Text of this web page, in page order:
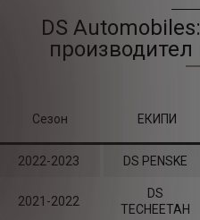
DS
Сезон ЕКИПИ
2022-2023 DS PENSKE
2021-2022
DS
TECHEETAH